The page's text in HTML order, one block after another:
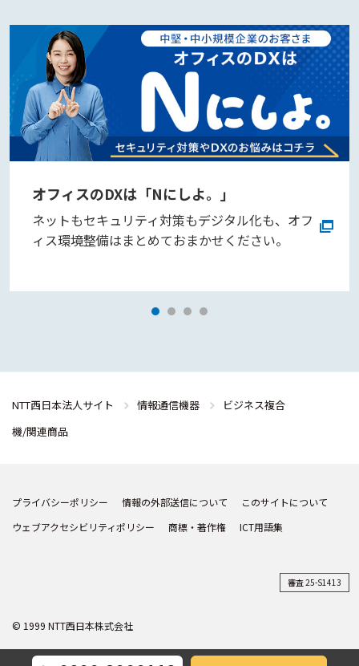
オフィスのDXは「Nにしよ。」
ネットもセキュリティ対策もデジタル化も、オフ
ィス環境整備はまとめておまかせください。
NTT西日本法人サイト 情報通信機器
ビジネス複合
機/関連商品
プライバシーポリシー 情報の外部送信について
このサイトについて
ウェブアクセシビリティポリシー
商標・著作権 ICT用語集
審査 25-S1413
© 1999 NTT西日本株式会社